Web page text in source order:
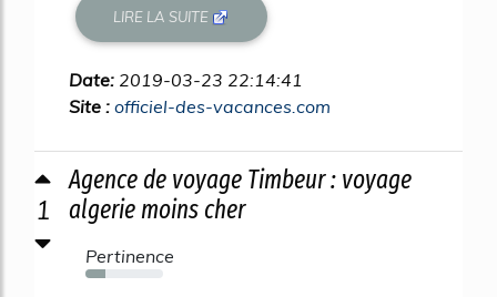
LIRE LA SUITE
Date: 2019-03-23 22:14:41
Site : officiel-des-vacances.com
1
Agence de voyage Timbeur : voyage
algerie moins cher
Pertinence
26%